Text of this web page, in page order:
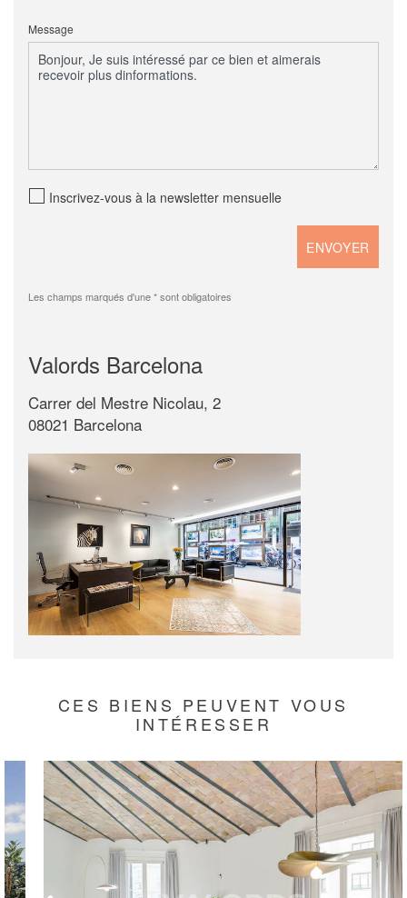
Message
Inscrivez-vous à la newsletter mensuelle
Les champs marqués d'une * sont obligatoires
Valords Barcelona
Carrer del Mestre Nicolau, 2
08021 Barcelona
CES BIENS PEUVENT VOUS
INTÉRESSER